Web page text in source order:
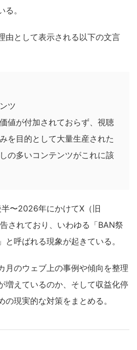
。
由として表示される以下の文言
ツ
値が付加されておらず、視聴
を目的として大量生産された
の多いコンテンツがこれに該
〜2026年にかけてX（旧
されており、いわゆる「BAN祭
と呼ばれる現象が起きている。
月のウェブ上の事例や傾向を整理
増えているのか、そして収益化停
現実的な対策をまとめる。